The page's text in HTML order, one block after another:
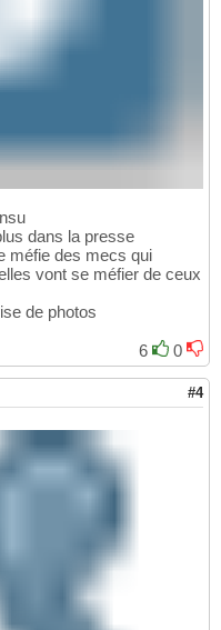
dans la presse
méfie des mecs qui
vont se méfier de ceux
de photos
6
0
#4